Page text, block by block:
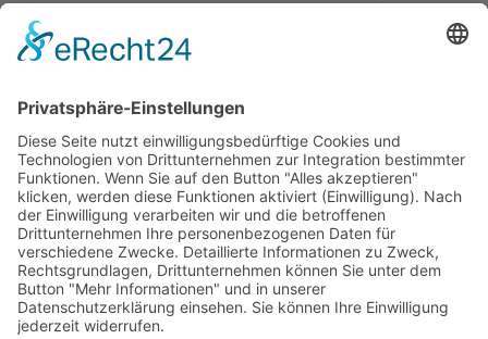
spezialisiert haben. Sie kümmern sich um die
Gesundheit, Entwicklung und das Wohlergehen
Impfungen und die Behandlung von
Kinderkrankheiten an. Mit ihrer Fachkompetenz
und ihrem einfühlsamen Umgang schaffen sie eine
vertrauensvolle Atmosphäre für Ihre Familie.
Vertrauen Sie auf unser Branchenportal, um den
besten Augenarzt undKinderarzt Andernachzu
finden. Sorgen Sie dafür, dass die Gesundheit Ihrer
Augen und die Ihrer Familie in den besten Händen
sind.